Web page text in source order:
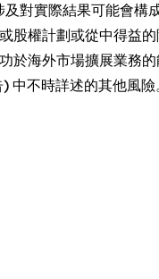
對實際結果可能會構
股權計劃或從中得益
於海外市場擴展業務
中不時詳述的其他風